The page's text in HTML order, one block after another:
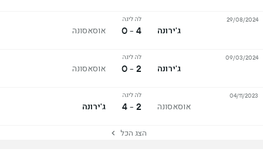
ג'ירונה
לה ליגה
4 - 0 אוסאסונה
29/08/2024
ג'ירונה
לה ליגה
2 - 0 אוסאסונה
09/03/2024
אוסאסונה
לה ליגה
2 - 4 ג'ירונה
04/11/2023
הצג הכל